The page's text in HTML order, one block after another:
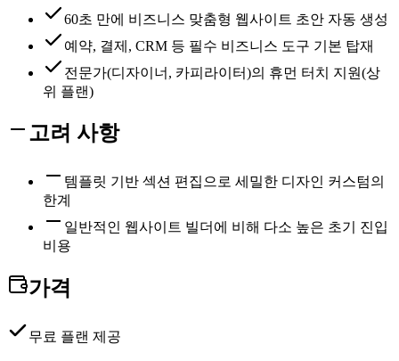
60초 만에 비즈니스 맞춤형 웹사이트 초안 자동 생성
예약, 결제, CRM 등 필수 비즈니스 도구 기본 탑재
전문가(디자이너, 카피라이터)의 휴먼 터치 지원(상
위 플랜)
고려 사항
템플릿 기반 섹션 편집으로 세밀한 디자인 커스텀의
한계
일반적인 웹사이트 빌더에 비해 다소 높은 초기 진입
비용
가격
무료 플랜 제공